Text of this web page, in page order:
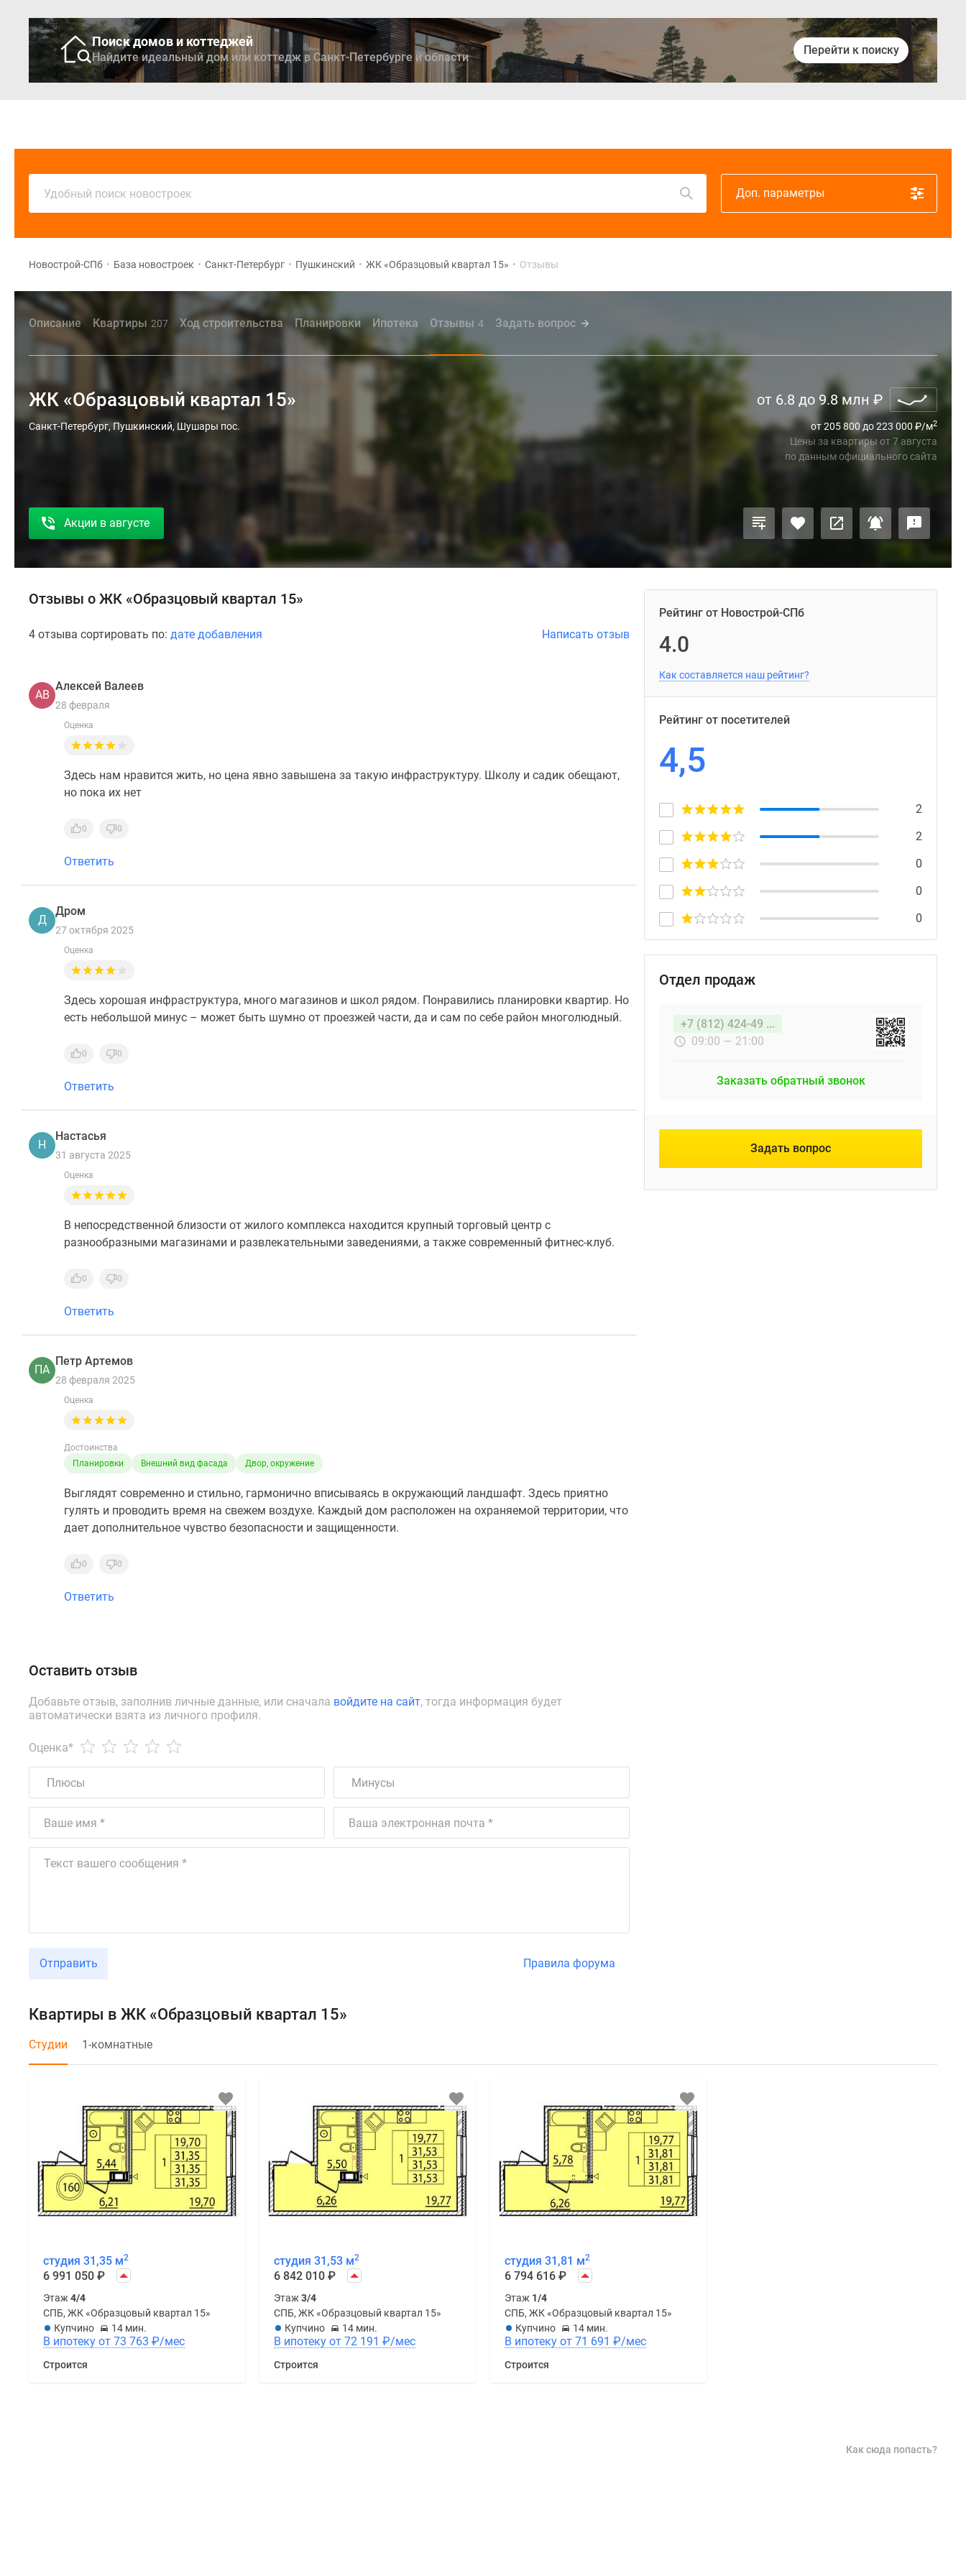
Поиск домов и коттеджей
Найдите идеальный дом или коттедж в Санкт-Петербурге и области
Перейти к поиску
Удобный поиск новостроек Доп. параметры
Новострой-СПб • База новостроек • Санкт-Петербург • Пушкинский • ЖК «Образцовый квартал 15» • Отзывы
Описание Квартиры 207 Ход строительства Планировки Ипотека Отзывы 4 Задать вопрос
ЖК «Образцовый квартал 15»
Санкт-Петербург, Пушкинский, Шушары пос.
от 6.8 до 9.8 млн ₽
от 205 800 до 223 000 ₽/м2
Цены за квартиры от7 августа
по данным официального сайта
Акции в августе
Отзывы о ЖК «Образцовый квартал 15»
4 отзыва сортировать по: дате добавления Написать отзыв
АВ
Алексей Валеев
28 февраля
Оценка
Здесь нам нравится жить, но цена явно завышена за такую инфраструктуру. Школу и садик обещают,
но пока их нет
0 0
Ответить
Д
Дром
27 октября 2025
Оценка
Здесь хорошая инфраструктура, много магазинов и школ рядом. Понравились планировки квартир. Но
есть небольшой минус – может быть шумно от проезжей части, да и сам по себе район многолюдный.
0 0
Ответить
Н
Настасья
31 августа 2025
Оценка
В непосредственной близости от жилого комплекса находится крупный торговый центр с
разнообразными магазинами и развлекательными заведениями, а также современный фитнес-клуб.
0 0
Ответить
ПА
Петр Артемов
28 февраля 2025
Оценка
Достоинства
Планировки
Внешний вид фасада Двор, окружение
Выглядят современно и стильно, гармонично вписываясь в окружающий ландшафт. Здесь приятно
гулять и проводить время на свежем воздухе. Каждый дом расположен на охраняемой территории, что
дает дополнительное чувство безопасности и защищенности.
0 0
Ответить
Оставить отзыв
Добавьте отзыв, заполнив личные данные, или сначала войдите на сайт, тогда информация будет
автоматически взята из личного профиля.
Оценка*
Отправить Правила форума
Рейтинг от Новострой-СПб
4.0
Как составляется наш рейтинг?
Рейтинг от посетителей
4,5
2
2
0
0
0
Отдел продаж
+7 (812) 424-49 ...
09:00 — 21:00
Заказать обратный звонок
Задать вопрос
Квартиры в ЖК «Образцовый квартал 15»
Студии 1-комнатные
студия 31,35 м2
6 991 050 ₽
Этаж 4/4
СПБ, ЖК «Образцовый квартал 15»
Купчино
14 мин.
В ипотеку от 73 763 ₽/мес
Строится
студия 31,53 м2
6 842 010 ₽
Этаж 3/4
СПБ, ЖК «Образцовый квартал 15»
Купчино
14 мин.
В ипотеку от 72 191 ₽/мес
Строится
студия 31,81 м2
6 794 616 ₽
Этаж 1/4
СПБ, ЖК «Образцовый квартал 15»
Купчино
14 мин.
В ипотеку от 71 691 ₽/мес
Строится
Как сюда попасть?